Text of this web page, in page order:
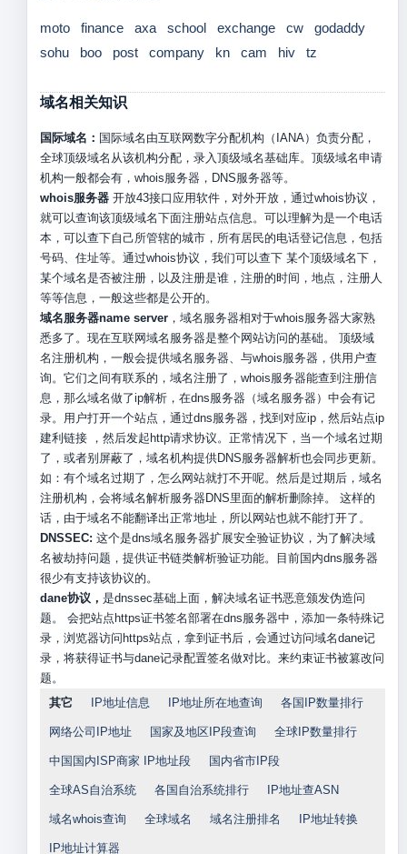
moto finance axa school exchange cw
godaddy
sohu
boo post company kn cam hiv tz
域名相关知识
国际域名： 国际域名由互联网数字分配机构（IANA）负责分配，
全球顶级域名从该机构分配，录入顶级域名基础库。顶级域名申请
机构一般都会有，whois服务器，DNS服务器等。
whois服务器开放43接口应用软件，对外开放，通过whois协议，
就可以查询该顶级域名下面注册站点信息。可以理解为是一个电话
本，可以查下自己所管辖的城市，所有居民的电话登记信息，包括
号码、住址等。通过whois协议，我们可以查下 某个顶级域名下，
某个域名是否被注册，以及注册是谁，注册的时间，地点，注册人
等等信息，一般这些都是公开的。
域名服务器name server，域名服务器相对于whois服务器大家熟
悉多了。现在互联网域名服务器是整个网站访问的基础。 顶级域
名注册机构，一般会提供域名服务器、与whois服务器，供用户查
询。它们之间有联系的，域名注册了，whois服务器能查到注册信
息，那么域名做了ip解析，在dns服务器（域名服务器）中会有记
录。用户打开一个站点，通过dns服务器，找到对应ip，然后站点ip
建利链接 ，然后发起http请求协议。正常情况下，当一个域名过期
了，或者别屏蔽了，域名机构提供DNS服务器解析也会同步更新。
如：有个域名过期了，怎么网站就打不开呢。然后是过期后，域名
注册机构，会将域名解析服务器DNS里面的解析删除掉。 这样的
话，由于域名不能翻译出正常地址，所以网站也就不能打开了。
DNSSEC: 这个是dns域名服务器扩展安全验证协议，为了解决域
名被劫持问题，提供证书链类解析验证功能。目前国内dns服务器
很少有支持该协议的。
dane协议， 是dnssec基础上面，解决域名证书恶意颁发伪造问
题。 会把站点https证书签名部署在dns服务器中，添加一条特殊记
录，浏览器访问https站点，拿到证书后，会通过访问域名dane记
录，将获得证书与dane记录配置签名做对比。来约束证书被篡改问
题。
其它
IP地址信息 IP地址所在地查询 各国IP数量排行
网络公司IP地址 国家及地区IP段查询 全球IP数量排行
中国国内ISP商家 IP地址段 国内省市IP段
全球AS自治系统 各国自治系统排行 IP地址查ASN
域名whois查询 全球域名 域名注册排名 IP地址转换
IP地址计算器